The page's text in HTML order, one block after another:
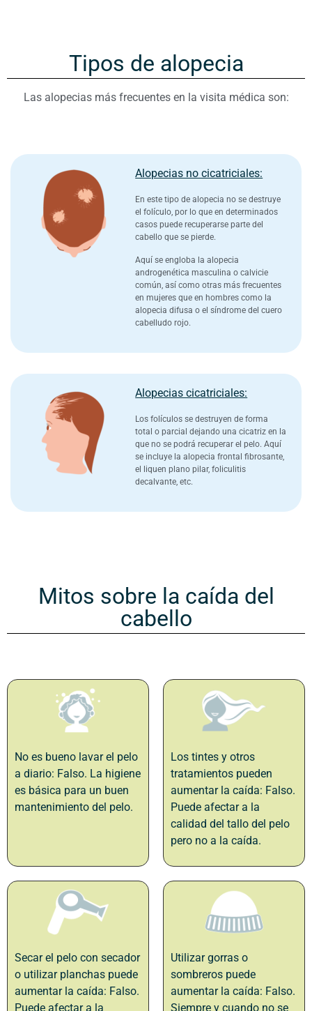
Tipos de alopecia
Las alopecias más frecuentes en la visita médica son:
Alopecias no cicatriciales:​
En este tipo de alopecia no se destruye
el folículo, por lo que en determinados
casos puede recuperarse parte del
cabello que se pierde.
Aquí se engloba la alopecia
androgenética masculina o calvicie
común, así como otras más frecuentes
en mujeres que en hombres como la
alopecia difusa o el síndrome del cuero
cabelludo rojo.
Alopecias cicatriciales:​
Los folículos se destruyen de forma
total o parcial dejando una cicatriz en la
que no se podrá recuperar el pelo. Aquí
se incluye la alopecia frontal fibrosante,
el liquen plano pilar, foliculitis
decalvante, etc.
Mitos sobre la caída del
cabello
No es bueno lavar el pelo
a diario: Falso. La higiene
es básica para un buen
mantenimiento del pelo.
Los tintes y otros
tratamientos pueden
aumentar la caída: Falso.
Puede afectar a la
calidad del tallo del pelo
pero no a la caída.
Secar el pelo con secador
o utilizar planchas puede
aumentar la caída: Falso.
Puede afectar a la
Utilizar gorras o
sombreros puede
aumentar la caída: Falso.
Siempre y cuando no se